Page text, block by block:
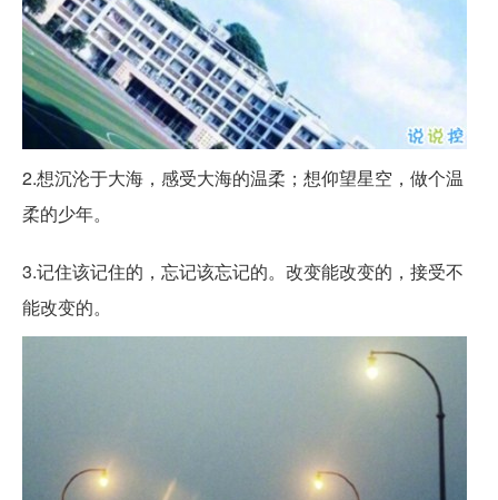
2.想沉沦于大海，感受大海的温柔；想仰望星空，做个温
柔的少年。
3.记住该记住的，忘记该忘记的。改变能改变的，接受不
能改变的。